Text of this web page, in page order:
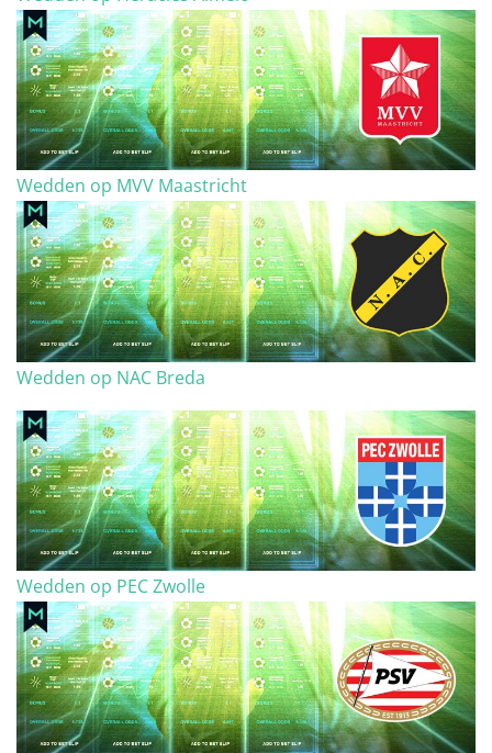
Wedden op MVV Maastricht
Wedden op NAC Breda
Wedden op PEC Zwolle